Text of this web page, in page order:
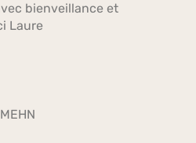
bienveillance et
Laure